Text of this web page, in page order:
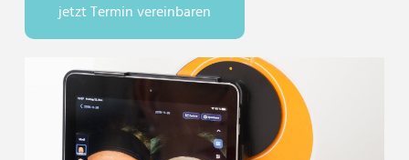
jetzt Termin vereinbaren